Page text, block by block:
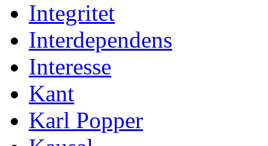
Integritet
Interdependens
Interesse
Kant
Karl Popper